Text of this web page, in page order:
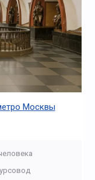
Москвы